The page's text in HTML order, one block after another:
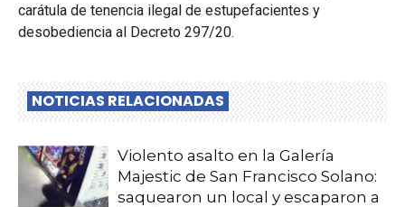
carátula de tenencia ilegal de estupefacientes y
desobediencia al Decreto 297/20.
NOTICIAS RELACIONADAS
Violento asalto en la Galería
Majestic de San Francisco Solano:
saquearon un local y escaparon a